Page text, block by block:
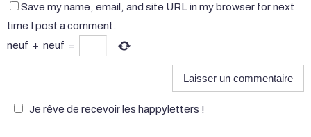
Save my name, email, and site URL in my browser for next
time I post a comment.
neuf + neuf =
Je rêve de recevoir les happyletters !